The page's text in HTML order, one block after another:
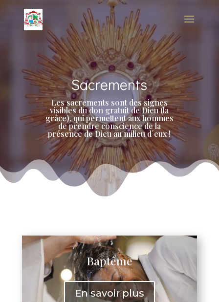
Sacrements
Les sacrements sont des signes
visibles du don gratuit de Dieu (la
grâce), qui permettent aux hommes
de prendre conscience de la
présence de Dieu au milieu d´eux !
Baptême
En savoir plus